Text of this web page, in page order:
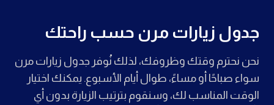
جدول زيارات مرن حسب راحتك
نحن نحترم وقتك وظروفك، لذلك نُوفر جدول زيارات مرن
سواء صباحًا أو مساءً، طوال أيام الأسبوع. يمكنك اختيار
الوقت المناسب لك، وسنقوم بترتيب الزيارة بدون أي